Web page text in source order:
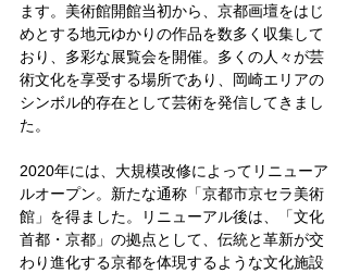
ます。美術館開館当初から、京都画壇をはじ
めとする地元ゆかりの作品を数多く収集して
おり、多彩な展覧会を開催。多くの人々が芸
術文化を享受する場所であり、岡崎エリアの
シンボル的存在として芸術を発信してきまし
た。
2020年には、大規模改修によってリニューア
ルオープン。新たな通称「京都市京セラ美術
館」を得ました。リニューアル後は、「文化
首都・京都」の拠点として、伝統と革新が交
わり進化する京都を体現するような文化施設